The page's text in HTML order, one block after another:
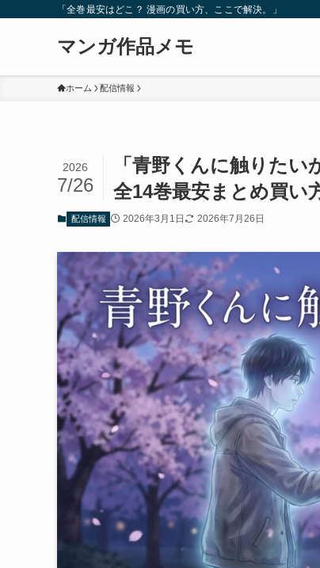
「全巻最安はどこ？ 漫画の買い方、ここで解決。」
マンガ作品メモ
ホーム 配信情報
「青野くんに触りた
全14巻最安まとめ買い
2026
7/26
配信情報 2026年3月1日 2026年7月26日